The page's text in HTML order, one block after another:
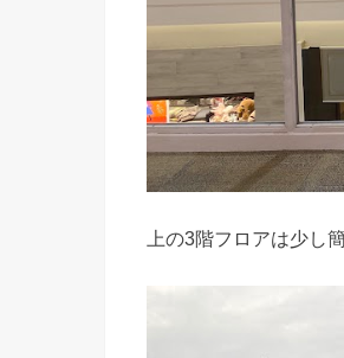
上の3階フロアは少し